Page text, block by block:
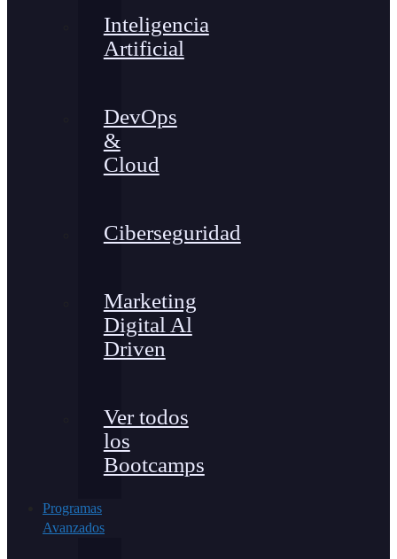
Inteligencia
Artificial
DevOps
&
Cloud
Ciberseguridad
Marketing
Digital Al
Driven
Ver todos
los
Bootcamps
Programas
Avanzados